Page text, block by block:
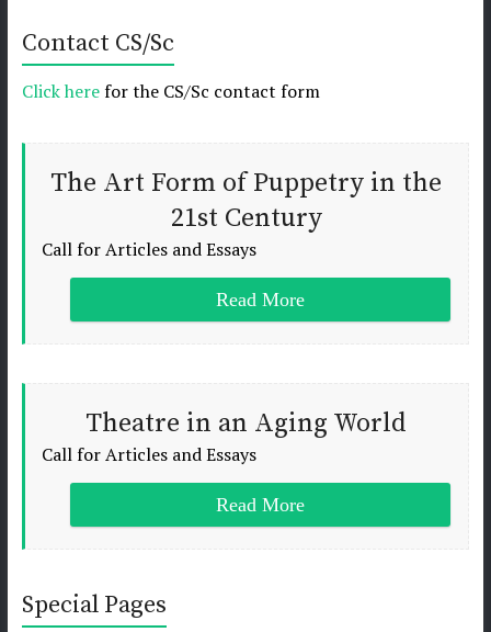
Contact CS/Sc
Click herefor the CS/Sc contact form
The Art Form of Puppetry in the
21st Century
Call for Articles and Essays
Read More
Theatre in an Aging World
Call for Articles and Essays
Read More
Special Pages